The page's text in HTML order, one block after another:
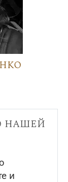
нашей
и